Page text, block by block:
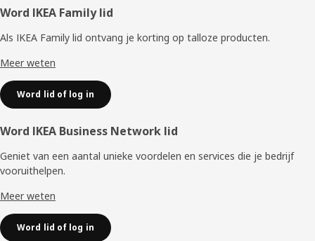
Voettekst
Word IKEA Family lid
Als IKEA Family lid ontvang je korting op talloze producten.
Meer weten
Word lid of log in
Word IKEA Business Network lid
Geniet van een aantal unieke voordelen en services die je bedrijf
vooruithelpen. ​
Meer weten
Word lid of log in